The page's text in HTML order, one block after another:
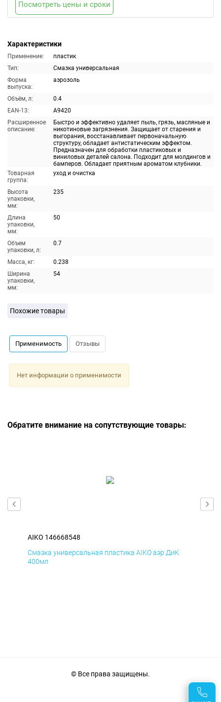
Характеристики
Применение:
пластик
Тип:
Смазка универсальная
Форма
выпуска:
аэрозоль
Объём, л:
0.4
EAN-13:
A9420
Расширенное
описание:
Быстро и эффективно удаляет пыль, грязь, масляные и
никотиновые загрязнения. Защищает от старения и
выгорания, восстанавливает первоначальную
структуру, обладает антистатическим эффектом.
Предназначен для обработки пластиковых и
виниловых деталей салона. Подходит для молдингов и
бамперов. Обладает приятным ароматом клубники.
Товарная
группа:
уход и очистка
Высота
упаковки,
мм:
235
Длина
упаковки,
мм:
50
Объем
упаковки, л:
0.7
Масса, кг:
0.238
Ширина
упаковки,
мм:
54
Посмотреть цены и сроки
Похожие товары
Применимость Отзывы
Нет информации о применимости
Обратите внимание на сопутствующие товары:
AIKO 146668548
Смазка универсальная пластика AIKO аэр ДиК
400мл
© Все права защищены.